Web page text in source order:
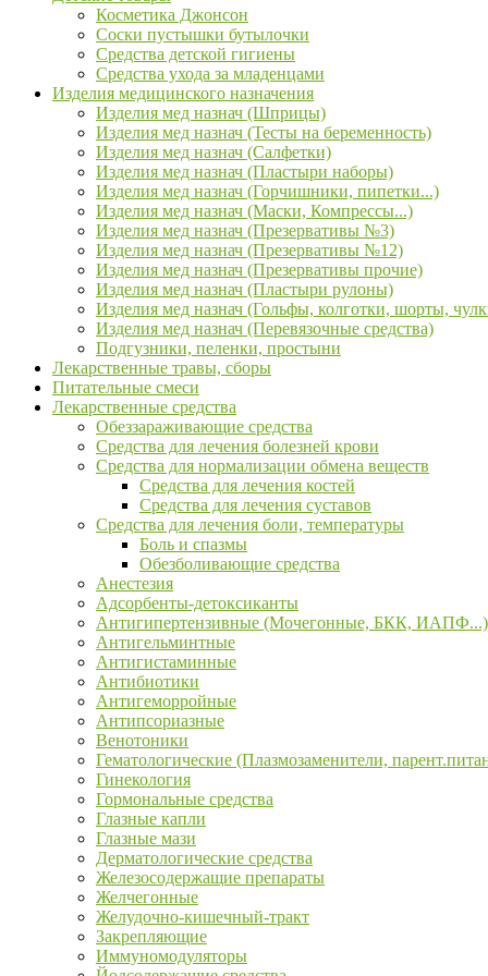
Косметика Джонсон
Соски пустышки бутылочки
Средства детской гигиены
Средства ухода за младенцами
Изделия медицинского назначения
Изделия мед назнач (Шприцы)
Изделия мед назнач (Тесты на беременность)
Изделия мед назнач (Салфетки)
Изделия мед назнач (Пластыри наборы)
Изделия мед назнач (Горчишники, пипетки...)
Изделия мед назнач (Маски, Компрессы...)
Изделия мед назнач (Презервативы №3)
Изделия мед назнач (Презервативы №12)
Изделия мед назнач (Презервативы прочие)
Изделия мед назнач (Пластыри рулоны)
Изделия мед назнач (Гольфы, колготки, шорты,
Изделия мед назнач (Перевязочные средства)
Подгузники, пеленки, простыни
Лекарственные травы, сборы
Питательные смеси
Лекарственные средства
Обеззараживающие средства
Средства для лечения болезней крови
Средства для нормализации обмена веществ
Средства для лечения костей
Средства для лечения суставов
Средства для лечения боли, температуры
Боль и спазмы
Обезболивающие средства
Анестезия
Адсорбенты-детоксиканты
Антигипертензивные (Мочегонные, БКК, ИАПФ...)
Антигельминтные
Антигистаминные
Антибиотики
Антигеморройные
Антипсориазные
Венотоники
Гематологические (Плазмозаменители,
Гинекология
Гормональные средства
Глазные капли
Глазные мази
Дерматологические средства
Железосодержащие препараты
Желчегонные
Желудочно-кишечный-тракт
Закрепляющие
Иммуномодуляторы